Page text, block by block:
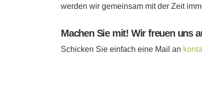
werden wir gemeinsam mit der Zeit
Machen Sie mit! Wir freuen uns
Schicken Sie einfach eine Mail an